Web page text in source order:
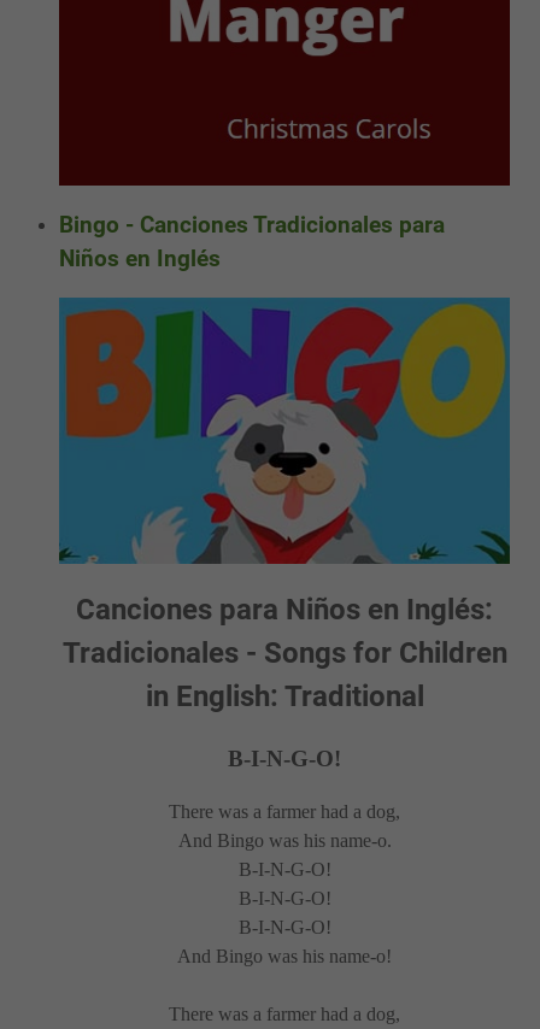
Bingo - Canciones Tradicionales para
Niños en Inglés
Canciones para Niños en Inglés:
Tradicionales - Songs for Children
in English: Traditional
B-I-N-G-O!
There was a farmer had a dog,
And Bingo was his name-o.
B-I-N-G-O!
B-I-N-G-O!
B-I-N-G-O!
And Bingo was his name-o!
There was a farmer had a dog,